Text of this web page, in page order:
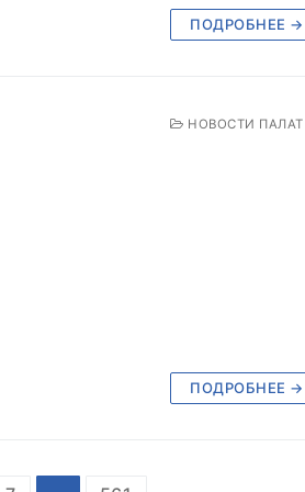
ПОДРОБНЕЕ →
НОВОСТИ
ПОДРОБНЕЕ →